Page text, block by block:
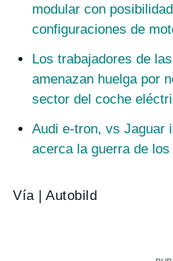
modular con
configuraciones de
Los trabajadores de
amenazan huelga por
sector del coche
Audi e-tron, vs Jaguar
acerca la guerra de
Vía | Autobild